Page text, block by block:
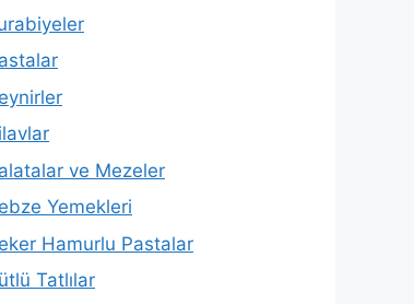
ve Mezeler
Yemekleri
Hamurlu Pastalar
Tatlılar